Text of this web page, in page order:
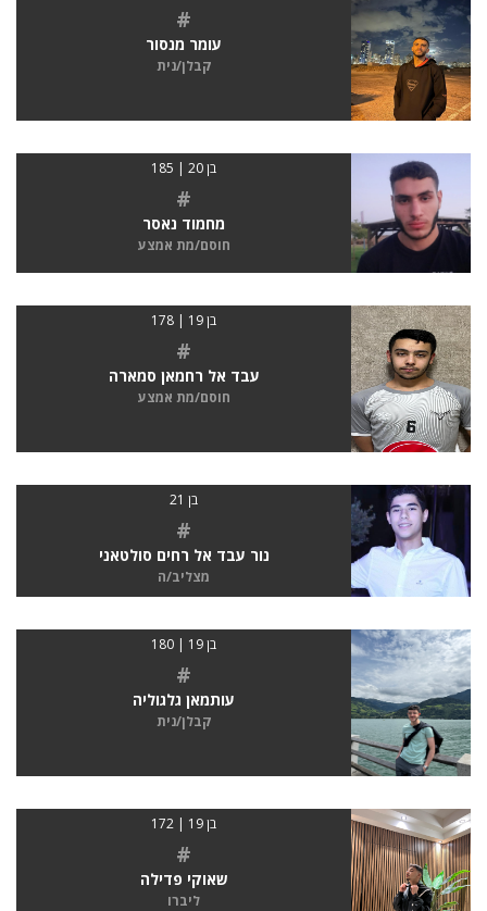
#
עומר מנסור
קבלן/נית
בן 20 | 185
#
מחמוד נאסר
חוסם/מת אמצע
בן 19 | 178
#
עבד אל רחמאן סמארה
חוסם/מת אמצע
בן 21
#
נור עבד אל רחים סולטאני
מצליב/ה
בן 19 | 180
#
עותמאן גלגוליה
קבלן/נית
בן 19 | 172
#
שאוקי פדילה
ליברו